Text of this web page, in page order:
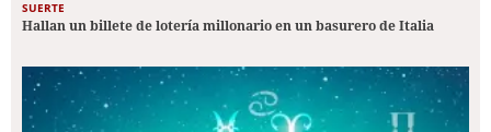
SUERTE
Hallan un billete de lotería millonario en un basurero de Italia